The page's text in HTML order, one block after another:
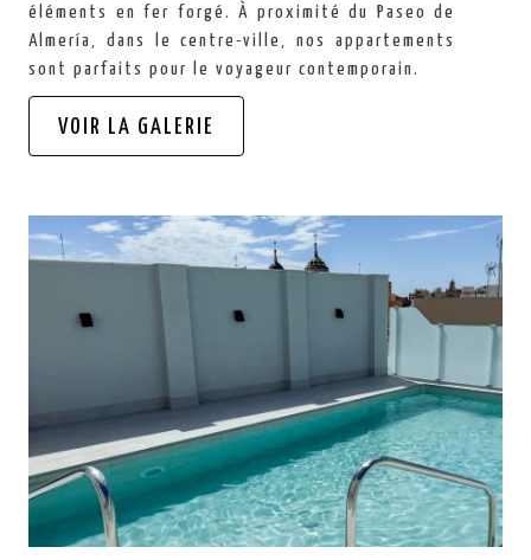
éléments en fer forgé. À proximité du Paseo de
Almería, dans le centre-ville, nos appartements
sont parfaits pour le voyageur contemporain.
VOIR LA GALERIE